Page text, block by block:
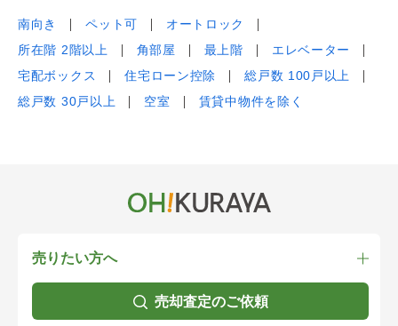
南向き ペット可
オートロック
所在階 2階以上
角部屋 最上階
エレベーター
宅配ボックス
住宅ローン控除
総戸数 100戸以上
総戸数 30戸以上
空室 賃貸中物件を除く
売りたい方へ
売却査定のご依頼